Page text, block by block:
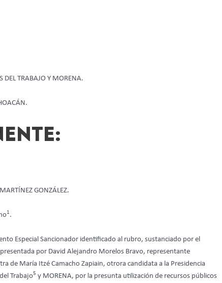
DEL TRABAJO Y MORENA.
GONZÁLEZ.
1.
Especial Sancionador identificado al rubro, sustanciado por el
por David Alejandro Morelos Bravo, representante
de María Itzé Camacho Zapiain, otrora candidata a la Presidencia
Trabajo5 y MORENA, por la presunta utilización de recursos públicos